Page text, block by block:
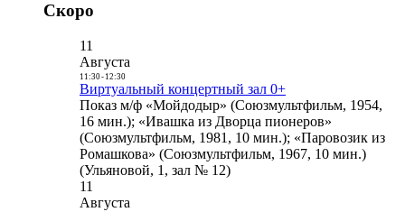
Скоро
11
Августа
11:30- 12:30
Виртуальный концертный зал 0+
Показ м/ф «Мойдодыр» (Союзмультфильм, 1954,
16 мин.); «Ивашка из Дворца пионеров»
(Союзмультфильм, 1981, 10 мин.); «Паровозик из
Ромашкова» (Союзмультфильм, 1967, 10 мин.)
(Ульяновой, 1, зал № 12)
11
Августа